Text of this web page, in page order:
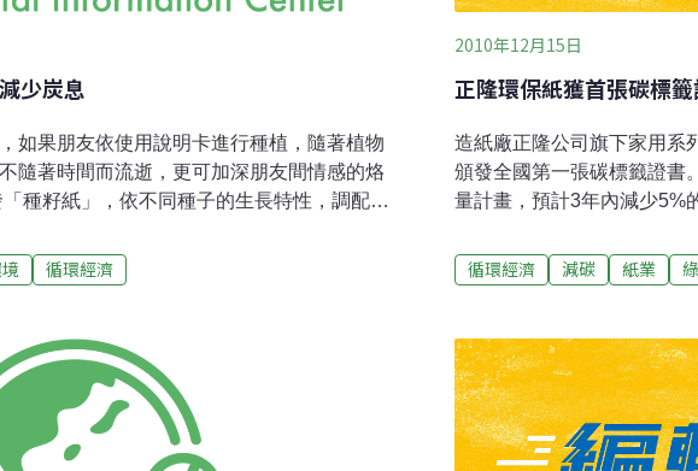
少炭息
如果朋友依使用說明卡進行種植，隨著植物
隨著時間而流逝，更可加深朋友間情感的烙
種籽紙」，依不同種子的生長特性，調配再
讓不同的品種可於其何適的季節種植，不只
更使產品的萌芽率提高20%-50%以上。再生
的搖籃，讓再生紙與手工紙多了 一個新夥
減少地球垃圾的負擔與再生資源的分類管
技術有更大的突破，也多了份「情感」。目
：萵苣、荷蘭鳳仙花、日日春、大花波斯
雀草等。台灣造紙工業總產值每年約新台幣
循環經濟
2010年12月15日
正隆環保紙獲首張碳標
造紙廠正隆公司旗下家用系
頒發全國第一張碳標籤證書
量計畫，預計3年內減少5%的碳排放量。 正隆表
引」，進行產品含原物料、
查，完整揭露擦手紙生命週
通過，取得「PAS
查，獲核發第一張碳足跡標籤證書。 正隆總經理蔡東
TESCO公司研究顯示，一
公克二氧化碳量，一張以回
他廚紙、擦手紙等家用紙以
循環經濟 減碳 紙業